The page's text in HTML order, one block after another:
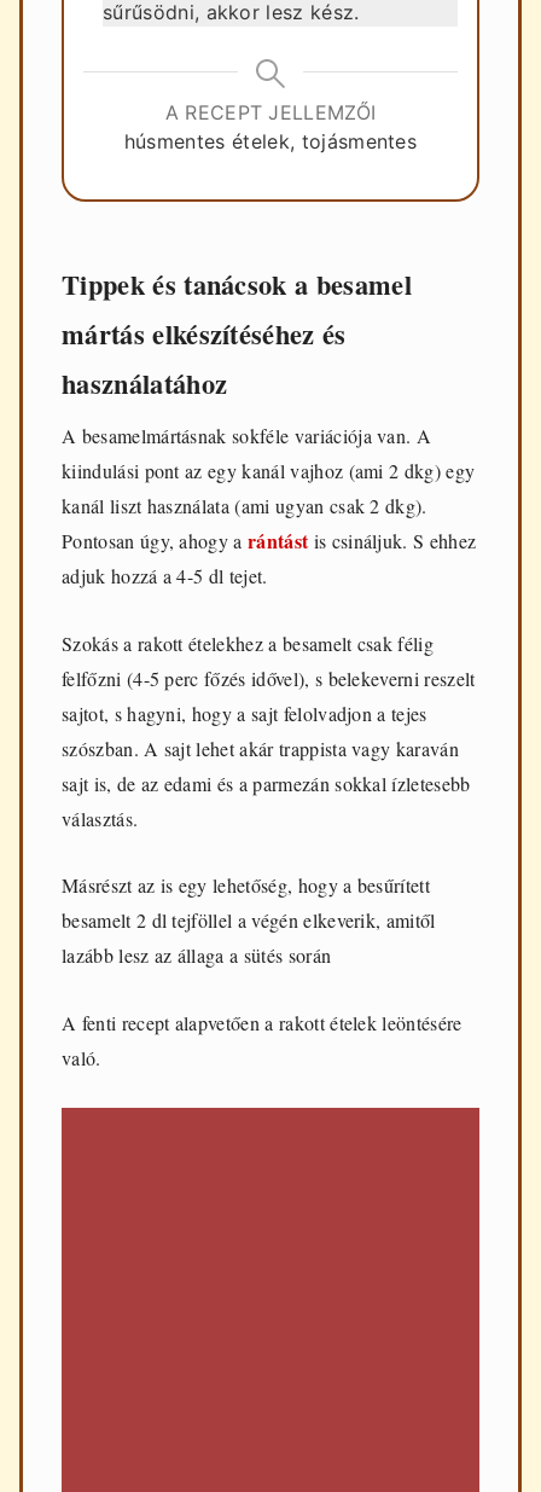
sűrűsödni, akkor lesz kész.
A RECEPT JELLEMZŐI
húsmentes ételek, tojásmentes
Tippek és tanácsok a besamel
mártás elkészítéséhez és
használatához
A besamelmártásnak sokféle variációja van. A
kiindulási pont az egy kanál vajhoz (ami 2 dkg) egy
kanál liszt használata (ami ugyan csak 2 dkg).
Pontosan úgy, ahogy arántástis csináljuk. S ehhez
adjuk hozzá a 4-5 dl tejet.
Szokás a rakott ételekhez a besamelt csak félig
felfőzni (4-5 perc főzés idővel), s belekeverni reszelt
sajtot, s hagyni, hogy a sajt felolvadjon a tejes
szószban. A sajt lehet akár trappista vagy karaván
sajt is, de az edami és a parmezán sokkal ízletesebb
választás.
Másrészt az is egy lehetőség, hogy a besűrített
besamelt 2 dl tejföllel a végén elkeverik, amitől
lazább lesz az állaga a sütés során
A fenti recept alapvetően a rakott ételek leöntésére
való.